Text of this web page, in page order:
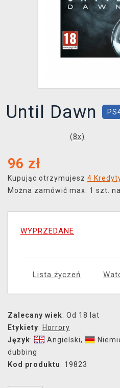
Until Dawn
(8x)
96 zł
Kupując otrzymujesz 4
Można zamówić max. 1 szt.
WYPRZEDANE
Lista życzeń
Zalecany wiek: Od 18 lat
Etykiety: Horrory
Język: Angielski,
dubbing
Kod produktu: 19823